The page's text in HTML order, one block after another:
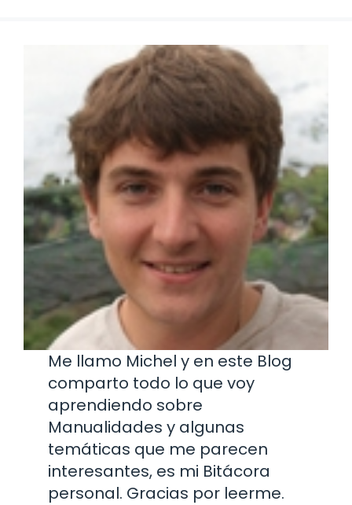
Me llamo Michel y en este Blog
comparto todo lo que voy
aprendiendo sobre
Manualidades y algunas
temáticas que me parecen
interesantes, es mi Bitácora
personal. Gracias por leerme.